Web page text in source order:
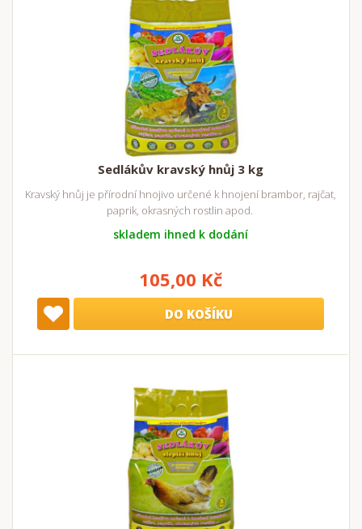
Sedlákův kravský hnůj 3 kg
Kravský hnůj je přírodní hnojivo určené k hnojení brambor, rajčat,
paprik, okrasných rostlin apod.
skladem ihned k dodání
105,00 Kč
DO KOŠÍKU